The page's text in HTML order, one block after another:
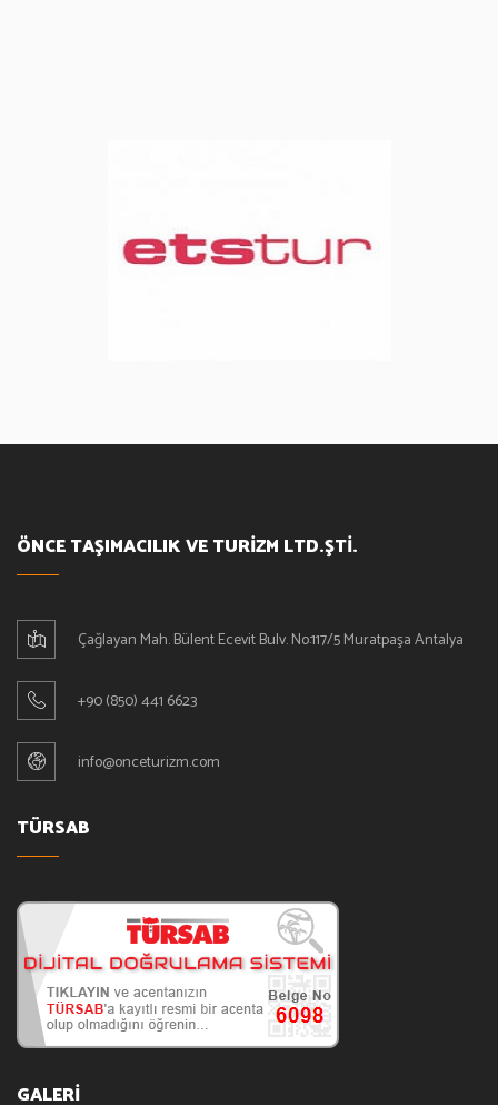
ÖNCE TAŞIMACILIK VE TURİZM LTD.ŞTİ.
Çağlayan Mah. Bülent Ecevit Bulv. No:117/5 Muratpaşa Antalya
+90 (850) 441 6623
info@onceturizm.com
TÜRSAB
GALERİ